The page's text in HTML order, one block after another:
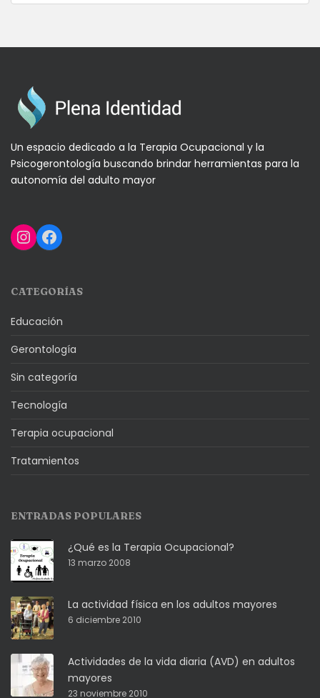
Un espacio dedicado a la Terapia Ocupacional y la
Psicogerontología buscando brindar herramientas para la
autonomía del adulto mayor
Instagram
Facebook
CATEGORÍAS
Educación
Gerontología
Sin categoría
Tecnología
Terapia ocupacional
Tratamientos
ENTRADAS POPULARES
¿Qué es la Terapia Ocupacional?
13 marzo 2008
La actividad física en los adultos mayores
6 diciembre 2010
Actividades de la vida diaria (AVD) en adultos
mayores
23 noviembre 2010